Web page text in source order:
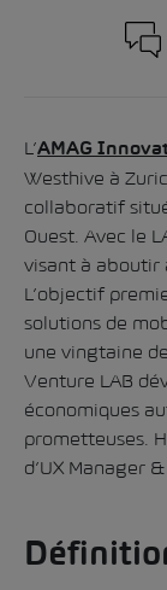
L’AMAG
Westhive à
collaboratif
Ouest. Avec le
visant à aboutir
L’objectif
solutions de
une vingtaine
Venture LAB
économiques
prometteuses.
d’UX Manager